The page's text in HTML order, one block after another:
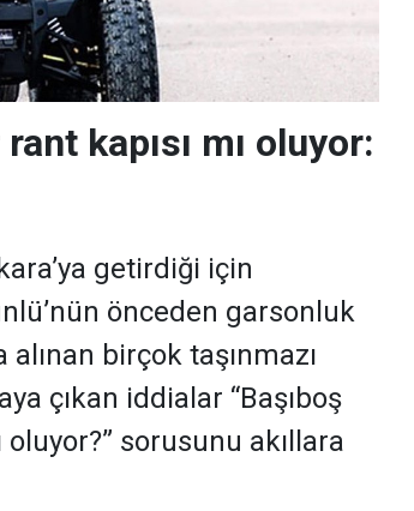
kapısı mı oluyor:
getirdiği için
önceden garsonluk
alınan birçok taşınmazı
çıkan iddialar “Başıboş
oluyor?” sorusunu akıllara